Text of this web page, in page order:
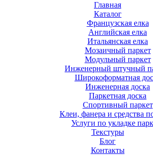
Главная
Каталог
Французская елка
Английская елка
Итальянская елка
Мозаичный паркет
Модульный паркет
Инженерный штучный
Широкоформатная
Инженерная доска
Паркетная доска
Спортивный паркет
Клеи, фанера и средства
Услуги по укладке
Текстуры
Блог
Контакты